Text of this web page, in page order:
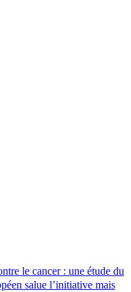
le cancer : une étude du
salue l’initiative mais